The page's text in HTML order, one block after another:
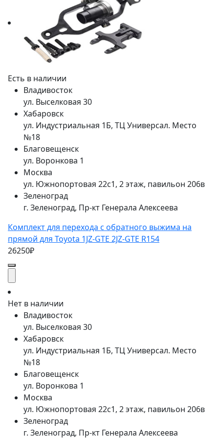
Есть в наличии
Владивосток
ул. Выселковая 30
Хабаровск
ул. Индустриальная 1Б, ТЦ Универсал. Место
№18
Благовещенск
ул. Воронкова 1
Москва
ул. Южнопортовая 22с1, 2 этаж, павильон 206в
Зеленоград
г. Зеленоград, Пр-кт Генерала Алексеева
Комплект для перехода с обратного выжима на
прямой для Toyota 1JZ-GTE 2JZ-GTE R154
26250₽
Нет в наличии
Владивосток
ул. Выселковая 30
Хабаровск
ул. Индустриальная 1Б, ТЦ Универсал. Место
№18
Благовещенск
ул. Воронкова 1
Москва
ул. Южнопортовая 22с1, 2 этаж, павильон 206в
Зеленоград
г. Зеленоград, Пр-кт Генерала Алексеева